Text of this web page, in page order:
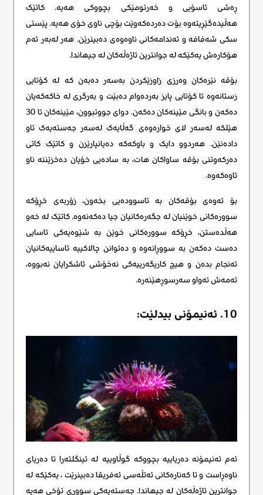
ڕەشی ئاسۆیی و خەرتومێکی بچووکی هەیە. کاتێک
هەڵیدەگێڕیتەوە بۆت دەردەکەوێت بۆچی ناوی خۆی هەیە. پێستی
سکی شەفافە و ئەندامەکانی ناوەوەی دەبینرێن. هەر لەبەر ئەم
هۆکارەش ​​یەکێکە لە جوانترین ئاژەڵەکان له جیهاندا.
بۆقە نێرەکان وەرزی زاوزێکردن بەسەر دەبەن کە لە کۆتایی
زستانەوە تا کۆتایی پایز بەردەوام دەبێت و بەرگری لە خاکەکەیان
دەکەن و بانگی مێینەکان دەکەن. دوای جووتبوون، مێینەکان تا 30
هێلکە لەسەر لای خوارەوەی گەڵایەک لەسەر جەستەیەک ئاو
دادەنێن. هەردوو دایک و باوکەکە دەیانپارێزن و کاتێک کاتی
دەرکەوتنی بۆقە ساواکان هات، بە سادەیی خۆیان دەخزێننە ناو
ئاوەکەوە.
بۆ ئەوەی بۆقەکان بە ئاسوودەیی بخەون، زۆربەی خڕۆکە
سوورەکانی خوێنیان لە جگەرەکانیان جیا دەکەنەوە. کاتێک لە خەو
هەڵدەستن، خڕۆکە سوورەکانی خوێن بە شێوەیەکی ئاسایی
دەست دەکەن بە سووڕانەوە و دەتوانن چالاکییە ئاساییەکانیان
ئەنجام بدەن و هیچ کاریگەرییەکی نەخۆشی ئاشکرایان نەبووە،
ئەمەش تەواو سەرسوڕهێنەرە.
10. ئەنیمۆنی بیدلێت:
ئەم ئەنیمۆنە دەریاییە بچووکە گوڵاوییە لە ئینگلتەرا تا دەریای
ناوەڕاست و تا کەنارەکانی ئەتڵەسی ئەفریقا دەبینرێت ، یەکێکە لە
جوانترین ئاژەڵەکان له جیهاندا. جەستەیەکی سووری تۆخی هەیە